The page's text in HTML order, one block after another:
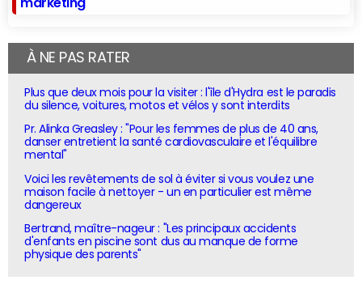
À NE PAS RATER
Plus que deux mois pour la visiter : l'île d'Hydra est le paradis
du silence, voitures, motos et vélos y sont interdits
Pr. Alinka Greasley : "Pour les femmes de plus de 40 ans,
danser entretient la santé cardiovasculaire et l'équilibre
mental"
Voici les revêtements de sol à éviter si vous voulez une
maison facile à nettoyer - un en particulier est même
dangereux
Bertrand, maître-nageur : "Les principaux accidents
d'enfants en piscine sont dus au manque de forme
physique des parents"